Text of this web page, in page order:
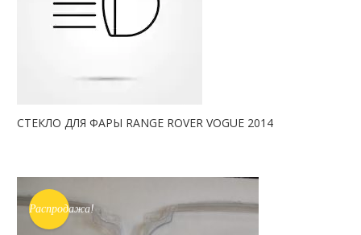
СТЕКЛО ДЛЯ ФАРЫ RANGE ROVER VOGUE 2014
Распродажа!